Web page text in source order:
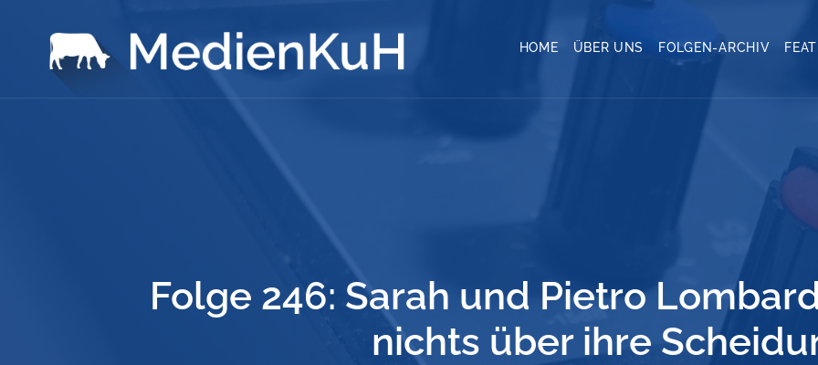
HOME ÜBER UNS FOLGEN-ARCHIV
Folge 246: Sarah und Pietro
nichts über ihre